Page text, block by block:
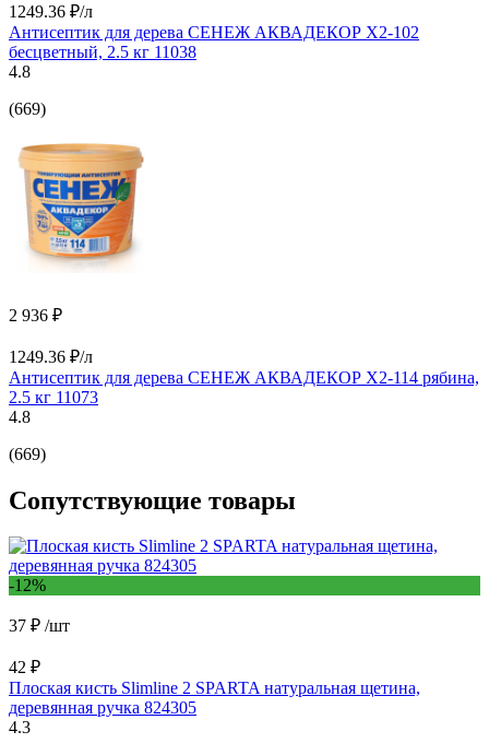
1249.36 ₽/л
Антисептик для дерева СЕНЕЖ АКВАДЕКОР Х2-102
бесцветный, 2.5 кг 11038
4.8
(669)
2 936 ₽
1249.36 ₽/л
Антисептик для дерева СЕНЕЖ АКВАДЕКОР Х2-114 рябина,
2.5 кг 11073
4.8
(669)
Сопутствующие товары
-12%
37 ₽ /шт
42 ₽
Плоская кисть Slimline 2 SPARTA натуральная щетина,
деревянная ручка 824305
4.3